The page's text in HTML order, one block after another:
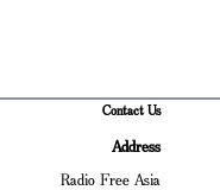
Contact Us
Address
Radio Free Asia